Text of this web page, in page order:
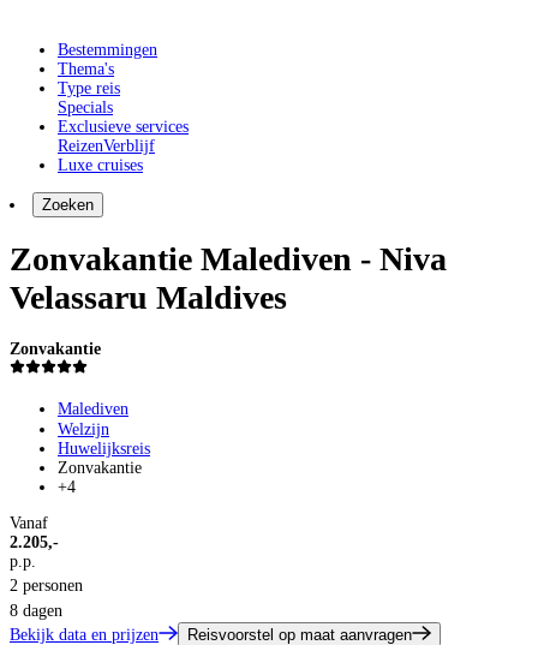
Bestemmingen
Thema's
Type reis
Specials
Exclusieve services
ReizenVerblijf
Luxe cruises
Zoeken
Zonvakantie Malediven - Niva
Velassaru Maldives
Zonvakantie
Malediven
Welzijn
Huwelijksreis
Zonvakantie
+4
Vanaf
2.205,-
p.p.
2 personen
8 dagen
Bekijk data en prijzen
Reisvoorstel op maat aanvragen